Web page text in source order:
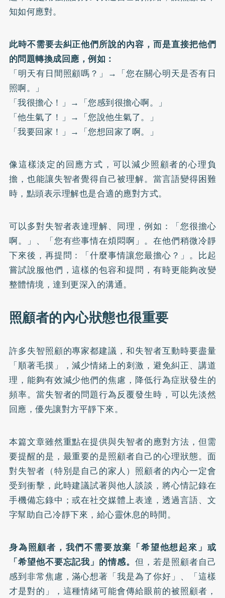
知如何應對。
此時不需要去糾正他們所說的內容，而是直接把他們
的問題轉換成回應，例如：
「明天有日間照顧嗎？」→「您在關心明天是否有日
照啊。」
「我很擔心！」→「您感到很擔心啊。」
「他生氣了！」→「您說他生氣了。」
「我要回家！」→「您想回家了啊。」
像這樣淡定的回應方式，可以減少照顧者的心理負
擔，也能讓失智者覺得自己被理解。當言語變得困難
時，點頭表示理解也是合適的應對方式。
可以多對失智者表達理解、同理，例如：「您很擔心
啊。」、「您有些事情在煩悶啊」。在他們稍微冷靜
下來後，再提問：「什麼事情讓您最擔心？」。比起
嘗試說服他們，這樣的包容和提問，有時更能夠改變
整體情境，達到更深入的溝通。
照顧者的內心狀態也很重要
許多失智照顧的專家都建議，和失智者互動時要盡量
「順著毛摸」，減少情緒上的刺激，避免糾正、講道
理，能夠有效減少他們的焦慮，降低行為症狀發生的
頻率。當失智者的問題行為反覆發生時，可以先淡然
回應，優先讓對方平靜下來。
本篇文章雖然重點在提供與失智者的應對方法，但需
要提醒的是，最重要的是照顧者自己的心理狀態。面
對失智者（特別是自己的家人）照顧者的內心一定會
受到衝擊，此時建議試著與他人談談，將心情記錄在
手機備忘錄中；或在社交媒體上表達，透過言語、文
字幫助自己冷靜下來，給心靈休息的時間。
身為照顧者，我們不需要放棄「希望他想起來」或
「希望他不要忘記我」的情感。但，若是照顧者自己
感到非常焦慮，滿心想著「我是為了你好」、「這樣
才是對的」，這種情緒可能會傳給眼前的被照顧者，